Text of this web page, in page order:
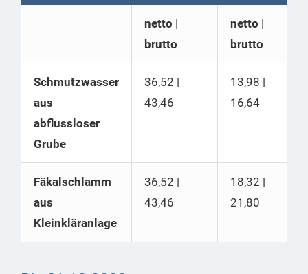
netto |
brutto
netto |
brutto
Schmutzwasser
aus
abflussloser
Grube
36,52 |
43,46
13,98 |
16,64
Fäkalschlamm
aus
Kleinkläranlage
36,52 |
43,46
18,32 |
21,80